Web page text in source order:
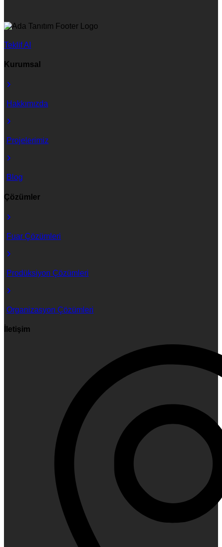
Teklif Al
Kurumsal
Hakkımızda
Projelerimiz
Blog
Çözümler
Fuar Çözümleri
Prodüksiyon Çözümleri
Organizasyon Çözümleri
İletişim